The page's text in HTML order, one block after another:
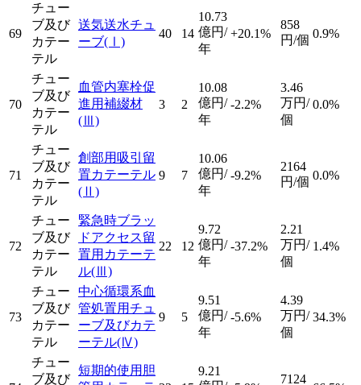
69
チュー
ブ及び
カテー
テル
送気送水チュ
ーブ(Ⅰ)
40 14
10.73
億円/
年
+20.1%
858
円/個 0.9%
70
チュー
ブ及び
カテー
テル
血管内塞栓促
進用補綴材
(Ⅲ)
3 2
10.08
億円/
年
-2.2%
3.46
万円/
個
0.0%
71
チュー
ブ及び
カテー
テル
創部用吸引留
置カテーテル
(Ⅱ)
9 7
10.06
億円/
年
-9.2%
2164
円/個 0.0%
72
チュー
ブ及び
カテー
テル
緊急時ブラッ
ドアクセス留
置用カテーテ
ル(Ⅲ)
22 12
9.72
億円/
年
-37.2%
2.21
万円/
個
1.4%
73
チュー
ブ及び
カテー
テル
中心循環系血
管処置用チュ
ーブ及びカテ
ーテル(Ⅳ)
9 5
9.51
億円/
年
-5.6%
4.39
万円/
個
34.3%
チュー
ブ及び
短期的使用胆
9.21
7124